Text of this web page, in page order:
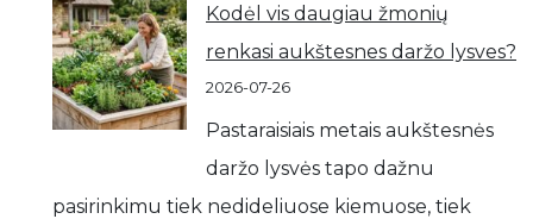
Kodėl vis daugiau žmonių
renkasi aukštesnes daržo lysves?
2026-07-26
Pastaraisiais metais aukštesnės
daržo lysvės tapo dažnu
pasirinkimu tiek nedideliuose kiemuose, tiek